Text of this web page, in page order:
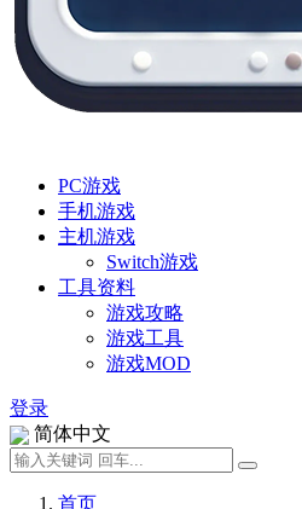
PC游戏
手机游戏
主机游戏
Switch游戏
工具资料
游戏攻略
游戏工具
游戏MOD
登录
简体中文
首页